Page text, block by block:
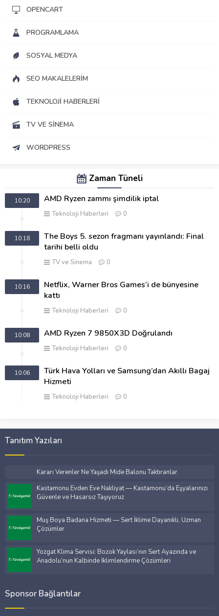
OPENCART
PROGRAMLAMA
SOSYAL MEDYA
SEO MAKALELERIM
TEKNOLOJI HABERLERI
TV VE SINEMA
WORDPRESS
Zaman Tüneli
10:20 AMD Ryzen zammı şimdilik iptal
Teknoloji Haberleri 0
10:18
The Boys 5. sezon fragmanı yayınlandı: Final
tarihi belli oldu
TV ve Sinema 0
10:16
Netflix, Warner Bros Games’i de bünyesine
kattı
Teknoloji Haberleri 0
10:08 AMD Ryzen 7 9850X3D Doğrulandı
Teknoloji Haberleri 0
10:06
Türk Hava Yolları ve Samsung’dan Akıllı Bagaj
Hizmeti
Teknoloji Haberleri 0
Tanıtım Yazıları
Kararı Verenler Ne Yaşadı Mide Balonu Taktıranlar
Kastamonu Evden Eve Nakliyat — Kastamonu’da Eşyalarınızı
Güvenle ve Hasarsız Taşıyoruz
Muş Boya Badana Hizmeti — Sert İklime Dayanıklı, Uzman
Çözümler
Yozgat Klima Servisi: Bozok Yaylası’nın Sert Ayazında ve
Anadolu’nun Kalbinde İklimlendirme Çözümleri
Sponsor Bağlantılar